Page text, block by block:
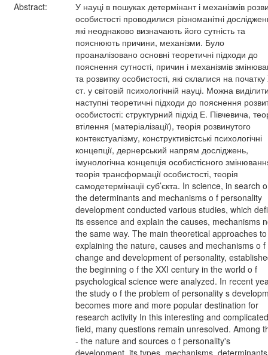
Abstract:
У науці в пошуках детермінант і механізмів
особистості проводилися різноманітні
які неоднаково визначають його сутність та
пояснюють причини, механізми. Було
проаналізовано основні теоретичні підходи до
пояснення сутності, причин і механізмів
та розвитку особистості, які склалися на
ст. у світовій психологічній науці. Можна
наступні теоретичні підходи до пояснення
особистості: структурний підхід Е. Півчевича,
втілення (матеріалізації), теорія розвинутого
контекстуалізму, конструктивістські психологічні
концепції, дернерський напрям досліджень,
імунологічна концепція особистісного
теорія трансформації особистості, теорія
самодетермінації суб’єкта. In science, in search
the determinants and mechanisms o f personality
development conducted various studies, which
its essence and explain the causes, mechanisms
the same way. The main theoretical approaches to
explaining the nature, causes and mechanisms o f
change and development of personality,
the beginning o f the XXI century in the world o f
psychological science were analyzed. In recent
the study o f the problem of personality s
becomes more and more popular destination for
research activity In this interesting and complicated
field, many questions remain unresolved. Among
- the nature and sources o f personality's
development, its types, mechanisms, determinants